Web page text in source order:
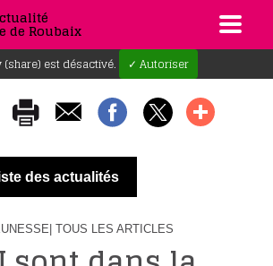
de Roubaix
(share) est désactivé. ✓ Autoriser
des actualités
| TOUS LES ARTICLES